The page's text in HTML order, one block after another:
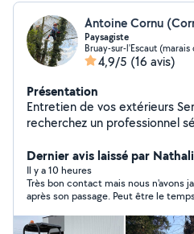
Antoine Cornu
Paysagiste
Bruay-sur-l'Escaut (marais
4,9/5 (16 avis)
Présentation
Entretien de vos extérieurs Services professionnels Vous
recherchez un professionnel
mes services avec soin et efficacité: Tonte
Taille de haies Débroussaillage Petit terrassement
Évacuation des déchets verts Dessouchage Élagage
Intervention rapide Travail soigné Devis gratuit. À
bientôt pour embellir vos
Dernier avis laissé par
Il y a 10 heures
Très bon contact mais nous n'avons
après son passage. Peut être le